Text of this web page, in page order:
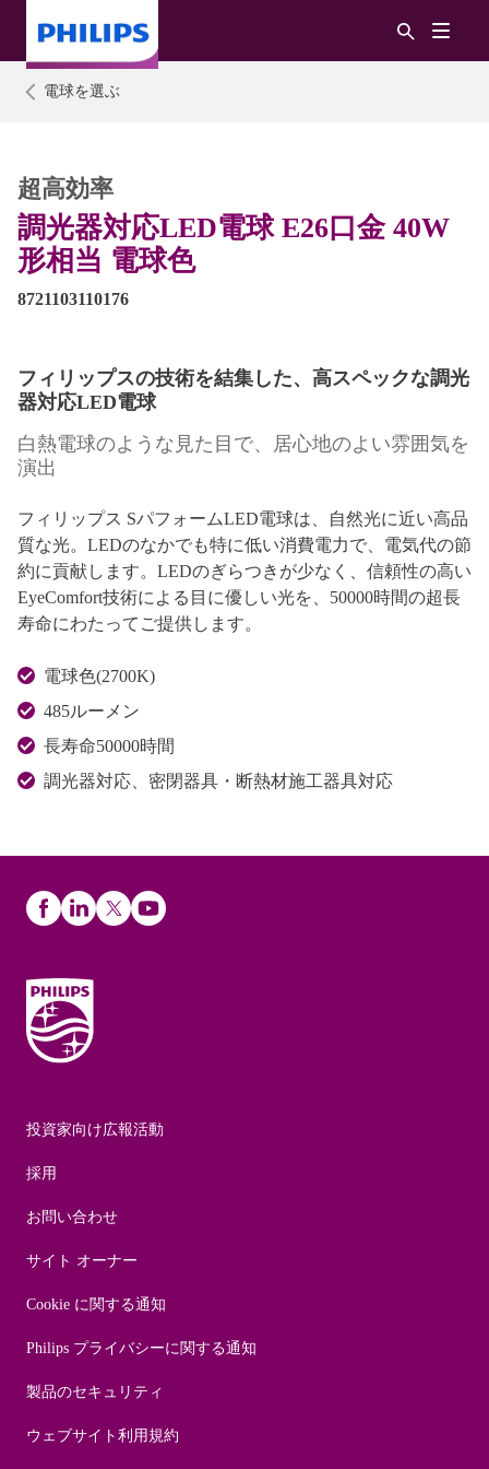
電球を選ぶ
調光器対応LED電球 E26口金 40W
形相当 電球色
超高効率
8721103110176
フィリップスの技術を結集した、高スペックな調光
器対応LED電球
白熱電球のような見た目で、居心地のよい雰囲気を
演出
フィリップス SパフォームLED電球は、自然光に近い高品
質な光。LEDのなかでも特に低い消費電力で、電気代の節
約に貢献します。LEDのぎらつきが少なく、信頼性の高い
EyeComfort技術による目に優しい光を、50000時間の超長
寿命にわたってご提供します。
電球色(2700K)
485ルーメン
長寿命50000時間
調光器対応、密閉器具・断熱材施工器具対応
投資家向け広報活動
採用
お問い合わせ
サイト オーナー
Cookie に関する通知
Philips プライバシーに関する通知
製品のセキュリティ
ウェブサイト利用規約